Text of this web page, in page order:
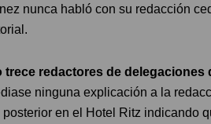
nunca habló con su redacción
redactores de delegaciones
ninguna explicación a la
en el Hotel Ritz indicando